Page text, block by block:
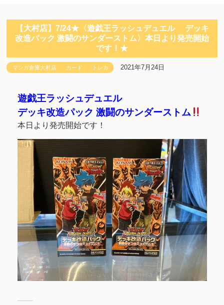
【大村店】7/24★〈遊戯王ラッシュデュエル デッキ
改造パック 激闘のサンダーストム〉本日より発売開始
です！★
マンガ倉庫大村店 カード トレカ 2021年7月24日
遊戯王ラッシュデュエル
デッキ改造パック 激闘のサンダーストム
本日より発売開始です！